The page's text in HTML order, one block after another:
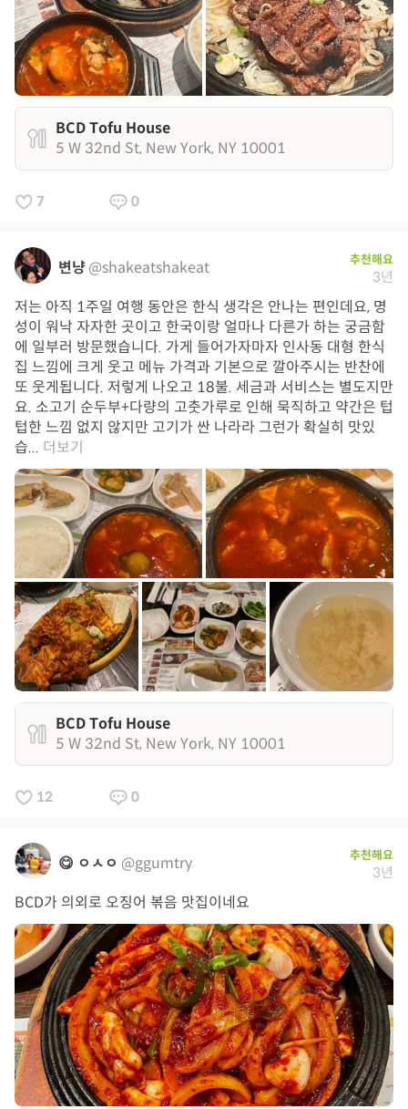
BCD Tofu House
5 W 32nd St, New York, NY 10001
7 0
변냥@shakeatshakeat 추천해요
3년
저는 아직 1주일 여행 동안은 한식 생각은 안나는 편인데요, 명
성이 워낙 자자한 곳이고 한국이랑 얼마나 다른가 하는 궁금함
에 일부러 방문했습니다. 가게 들어가자마자 인사동 대형 한식
집 느낌에 크게 웃고 메뉴 가격과 기본으로 깔아주시는 반찬에
또 웃게됩니다. 저렇게 나오고 18불. 세금과 서비스는 별도지만
요. 소고기 순두부+다량의 고춧가루로 인해 묵직하고 약간은 텁
텁한 느낌 없지 않지만 고기가 싼 나라라 그런가 확실히 맛있
습... 더보기
BCD Tofu House
5 W 32nd St, New York, NY 10001
12 0
😋 ㅇㅅㅇ @ggumtry 추천해요
3년
BCD가 의외로 오징어 볶음 맛집이네요